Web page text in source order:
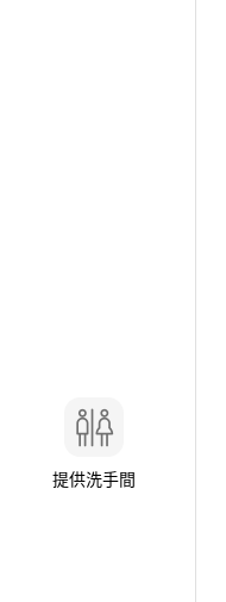
提供洗手間